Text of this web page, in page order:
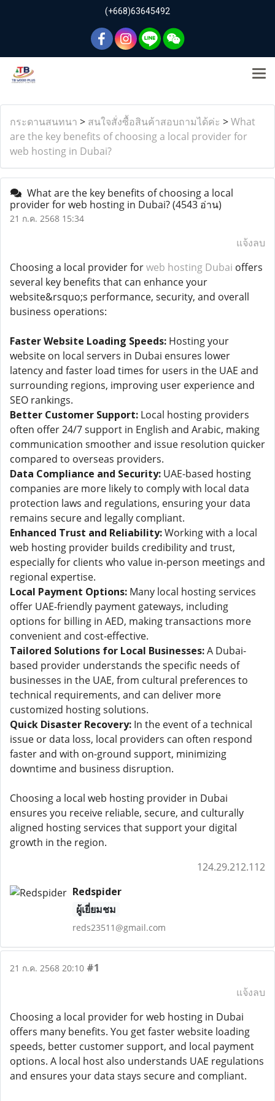
(+668)63645492
กระดานสนทนา > สนใจสั่งซื้อสินค้าสอบถามได้ค่ะ >What
are the key benefits of choosing a local provider for
web hosting in Dubai?
What are the key benefits of choosing a local
provider for web hosting in Dubai?(4543 อ่าน)
21 ก.ค. 2568 15:34
แจ้งลบ
Choosing a local provider forweb hosting Dubai offers
several key benefits that can enhance your
website&rsquo;s performance, security, and overall
business operations:
Faster Website Loading Speeds: Hosting your
website on local servers in Dubai ensures lower
latency and faster load times for users in the UAE and
surrounding regions, improving user experience and
SEO rankings.
Better Customer Support: Local hosting providers
often offer 24/7 support in English and Arabic, making
communication smoother and issue resolution quicker
compared to overseas providers.
Data Compliance and Security: UAE-based hosting
companies are more likely to comply with local data
protection laws and regulations, ensuring your data
remains secure and legally compliant.
Enhanced Trust and Reliability:Working with a local
web hosting provider builds credibility and trust,
especially for clients who value in-person meetings and
regional expertise.
Local Payment Options: Many local hosting services
offer UAE-friendly payment gateways, including
options for billing in AED, making transactions more
convenient and cost-effective.
Tailored Solutions for Local Businesses:A Dubai-
based provider understands the specific needs of
businesses in the UAE, from cultural preferences to
technical requirements, and can deliver more
customized hosting solutions.
Quick Disaster Recovery: In the event of a technical
issue or data loss, local providers can often respond
faster and with on-ground support, minimizing
downtime and business disruption.
Choosing a local web hosting provider in Dubai
ensures you receive reliable, secure, and culturally
aligned hosting services that support your digital
growth in the region.
124.29.212.112
Redspider
ผู้เยี่ยมชม
reds23511@gmail.com
21 ก.ค. 2568 20:10 #1
แจ้งลบ
Choosing a local provider for web hosting in Dubai
offers many benefits. You get faster website loading
speeds, better customer support, and local payment
options. A local host also understands UAE regulations
and ensures your data stays secure and compliant.